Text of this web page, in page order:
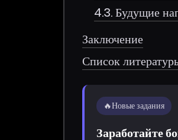
4.3. Будущие
Заключение
Список
🔥Новые задания
Заработайте